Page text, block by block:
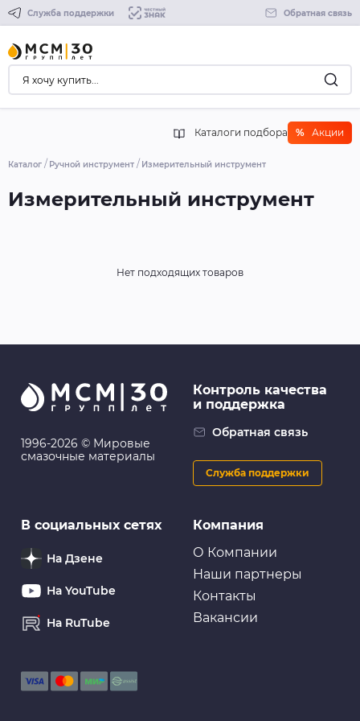
Служба поддержки Обратная связь
Каталоги подбора % Акции
Каталог Ручной инструмент Измерительный инструмент
Измерительный инструмент
Нет подходящих товаров
1996-2026 © Мировые
смазочные материалы
Компания
О Компании
Наши партнеры
Контакты
Вакансии
Контроль качества
и поддержка
Обратная связь
Служба поддержки
В социальных сетях
На Дзене
На YouTube
На RuTube